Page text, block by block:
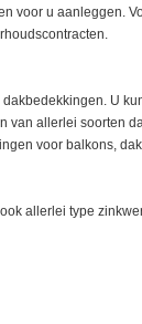
voor u aanleggen.
U
van allerlei soorten
voor balkons,
allerlei type